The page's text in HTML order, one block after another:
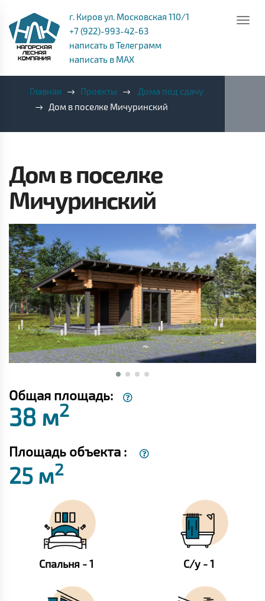
г. Киров ул. Московская 110/1
+7 (922)-993-42-63
написать в Телеграмм
написать в MAX
Главная Проекты
Дома под сдачу
Дом в поселке Мичуринский
Дом в поселке
Мичуринский
Общая площадь:
38 м2
Площадь объекта :
25 м2
Спальня - 1 С/у - 1